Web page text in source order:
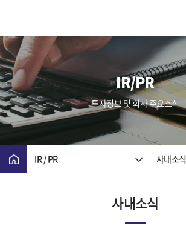
IR/PR
투자정보 및 회사 주요소식
IR / PR 사내소식
사내소식